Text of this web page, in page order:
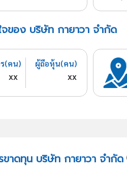
ของ บริษัท กายาวา จำกัด
(คน)
xx
ผู้ถือหุ้น(คน)
xx
ขาดทุน บริษัท กายาวา จำกัด